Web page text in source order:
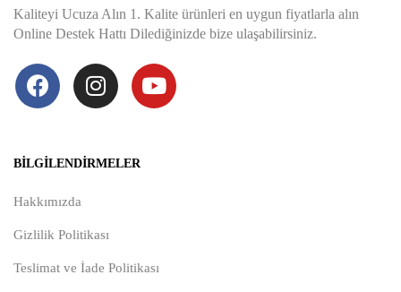
Kaliteyi Ucuza Alın 1. Kalite ürünleri en uygun fiyatlarla alın
Online Destek Hattı Dilediğinizde bize ulaşabilirsiniz.
BILGILENDIRMELER
Hakkımızda
Gizlilik Politikası
Teslimat ve İade Politikası